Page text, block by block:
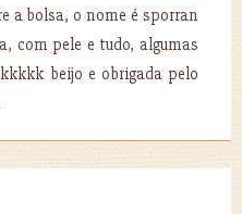
a bolsa, o nome é sporran
com pele e tudo, algumas
beijo e obrigada pelo